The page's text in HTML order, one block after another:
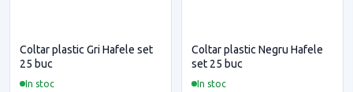
In stoc
Coltar plastic Gri Hafele set
25 buc
In stoc
Coltar plastic Negru Hafele
set 25 buc